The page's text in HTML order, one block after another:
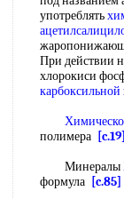
употреблять
При действии
хлорокиси
полимера [c.19]
Минералы
формула [c.85]